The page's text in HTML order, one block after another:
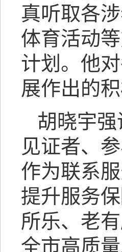
真听取各
体育活动
计划。他
展作出的
胡晓宇
见证者、
作为联系
提升服务
所乐、老
全市高质